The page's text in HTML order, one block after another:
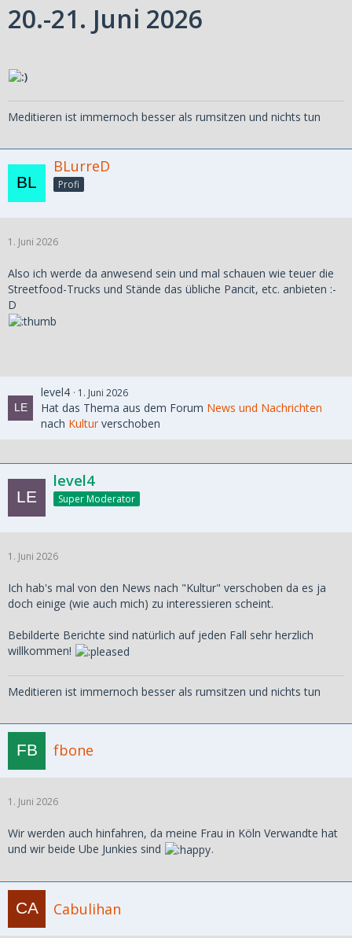
20.-21. Juni 2026
Meditieren ist immernoch besser als rumsitzen und nichts tun
BLurreD
Profi
1. Juni 2026
Also ich werde da anwesend sein und mal schauen wie teuer die
Streetfood-Trucks und Stände das übliche Pancit, etc. anbieten :-
D
level4 1. Juni 2026
Hat das Thema aus dem Forum News und Nachrichten
nach Kulturverschoben
level4
Super Moderator
1. Juni 2026
Ich hab's mal von den News nach "Kultur" verschoben da es ja
doch einige (wie auch mich) zu interessieren scheint.
Bebilderte Berichte sind natürlich auf jeden Fall sehr herzlich
willkommen!
Meditieren ist immernoch besser als rumsitzen und nichts tun
fbone
1. Juni 2026
Wir werden auch hinfahren, da meine Frau in Köln Verwandte hat
und wir beide Ube Junkies sind
.
Cabulihan